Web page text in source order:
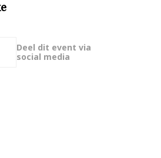
Deel dit event via
social media